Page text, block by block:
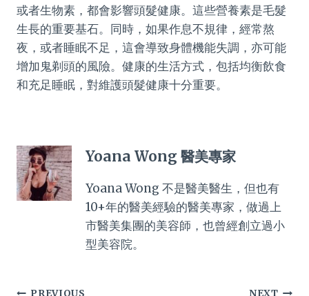
或者生物素，都會影響頭髮健康。這些營養素是毛髮
生長的重要基石。同時，如果作息不規律，經常熬
夜，或者睡眠不足，這會導致身體機能失調，亦可能
增加鬼剃頭的風險。健康的生活方式，包括均衡飲食
和充足睡眠，對維護頭髮健康十分重要。
Yoana Wong 醫美專家
Yoana Wong 不是醫美醫生，但也有
10+年的醫美經驗的醫美專家，做過上
市醫美集團的美容師，也曾經創立過小
型美容院。
PREVIOUS NEXT